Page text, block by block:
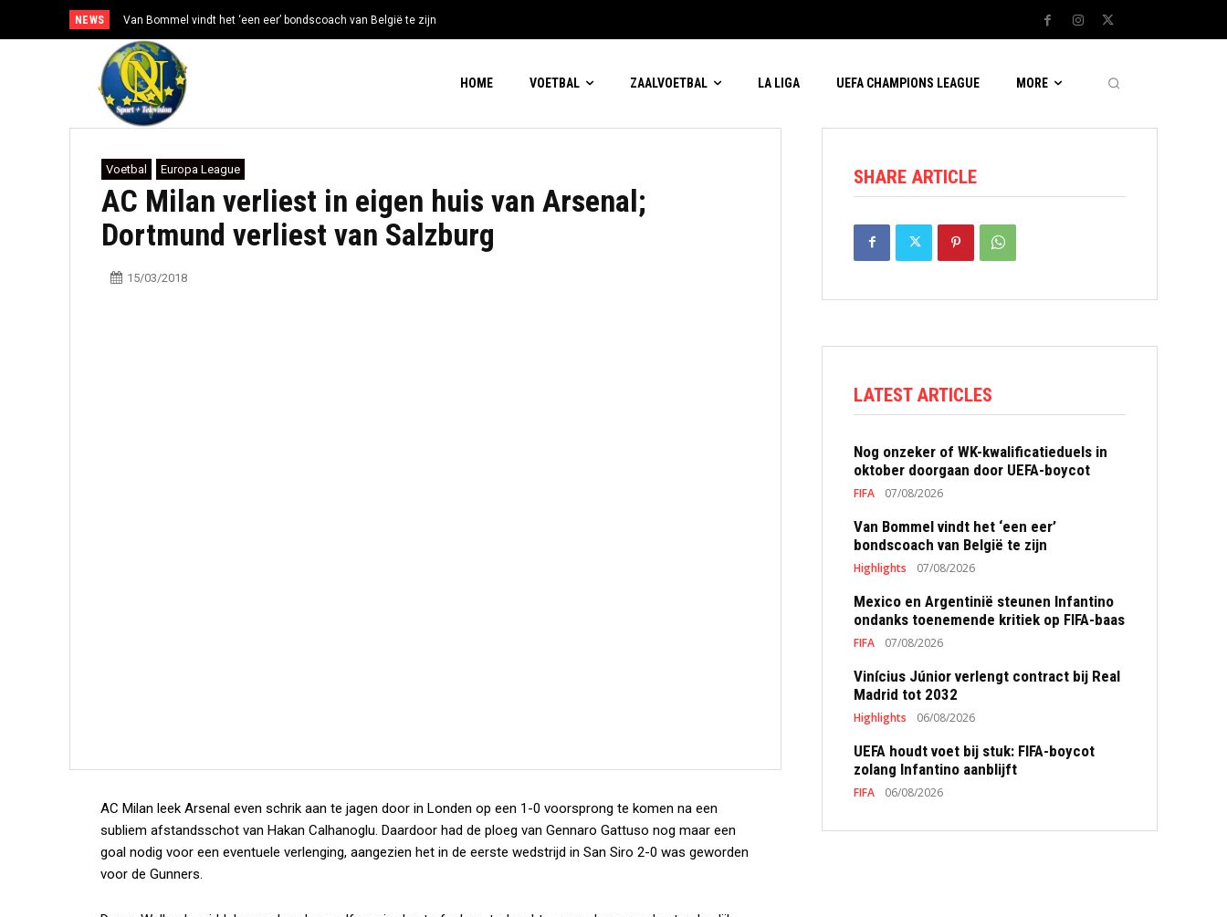
NEWS Van Bommel vindt het ‘een eer’ bondscoach van België te zijn
Mexico en Argentinië steunen Infantino ondanks toenemende kritiek op FIFA-baas
HOME VOETBAL ZAALVOETBAL LA LIGA UEFA CHAMPIONS LEAGUE MORE
Voetbal Europa League
AC Milan verliest in eigen huis van Arsenal;
Dortmund verliest van Salzburg
15/03/2018
AC Milan leek Arsenal even schrik aan te jagen door in Londen op een 1-0 voorsprong te komen na een
subliem afstandsschot van Hakan Calhanoglu. Daardoor had de ploeg van Gennaro Gattuso nog maar een
goal nodig voor een eventuele verlenging, aangezien het in de eerste wedstrijd in San Siro 2-0 was geworden
voor de Gunners.
SHARE ARTICLE
LATEST ARTICLES
Nog onzeker of WK-kwalificatieduels in
oktober doorgaan door UEFA-boycot
FIFA 07/08/2026
Van Bommel vindt het ‘een eer’
bondscoach van België te zijn
Highlights 07/08/2026
Mexico en Argentinië steunen Infantino
ondanks toenemende kritiek op FIFA-baas
FIFA 07/08/2026
Vinícius Júnior verlengt contract bij Real
Madrid tot 2032
Highlights 06/08/2026
UEFA houdt voet bij stuk: FIFA-boycot
zolang Infantino aanblijft
FIFA 06/08/2026